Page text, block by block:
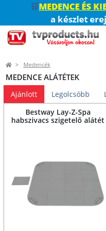
🛒MEDENCE ÉS
a készlet
Medencék
MEDENCE ALÁTÉTEK
Ajánlott Legolcsóbb
Bestway Lay-Z-Spa
habszivacs szigetelő alátét